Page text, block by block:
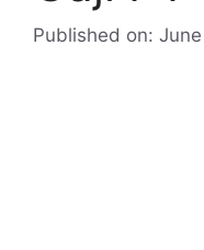
Published on: